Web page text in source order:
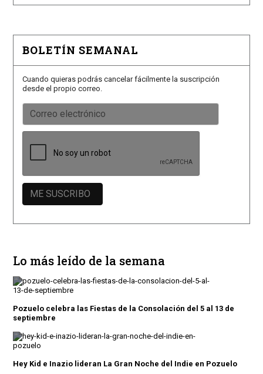
BOLETÍN SEMANAL
Cuando quieras podrás cancelar fácilmente la suscripción
desde el propio correo.
Lo más leído de la semana
Pozuelo celebra las Fiestas de la Consolación del 5 al 13 de
septiembre
Hey Kid e Inazio lideran La Gran Noche del Indie en Pozuelo